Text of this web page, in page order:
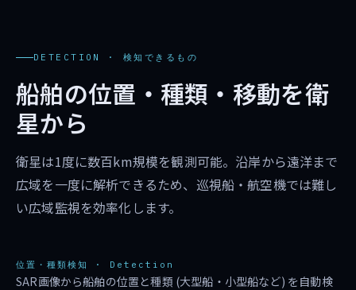
DETECTION · 検知できるもの
船舶の位置・種類・移動を衛
星から
衛星は1度に数百km規模を観測可能。沿岸から遠洋まで
広域を一度に解析できるため、巡視船・航空機では難し
い広域監視を効率化します。
位置・種類検知 · Detection
SAR画像から船舶の位置と種類 (大型船・小型船など) を自動検